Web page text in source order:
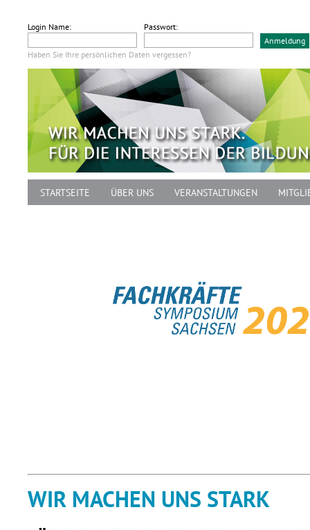
Login Name: Passwort:
Haben Sie Ihre persönlichen Daten vergessen?
STARTSEITE ÜBER UNS VERANSTALTUNGEN
WIR MACHEN UNS STARK